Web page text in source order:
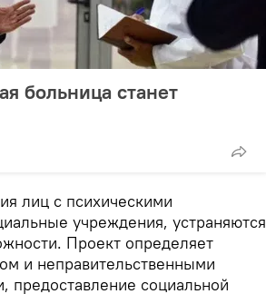
больница станет
лиц с психическими
учреждения, устраняются
Проект определяет
и неправительственными
предоставление социальной